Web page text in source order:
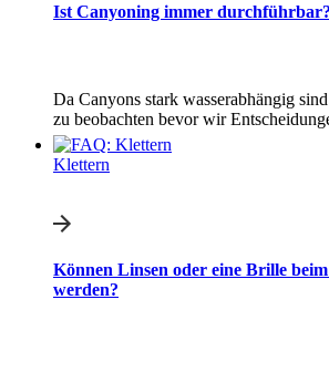
Ist Canyoning immer durchführbar?
Da Canyons stark wasserabhängig
zu beobachten bevor wir
Klettern
Können Linsen oder eine Brille
werden?